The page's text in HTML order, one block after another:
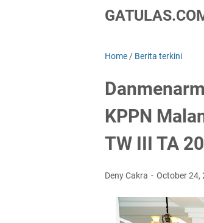
Home / Berita terkini
KPPN
TW III TA
Deny Cakra October 24,